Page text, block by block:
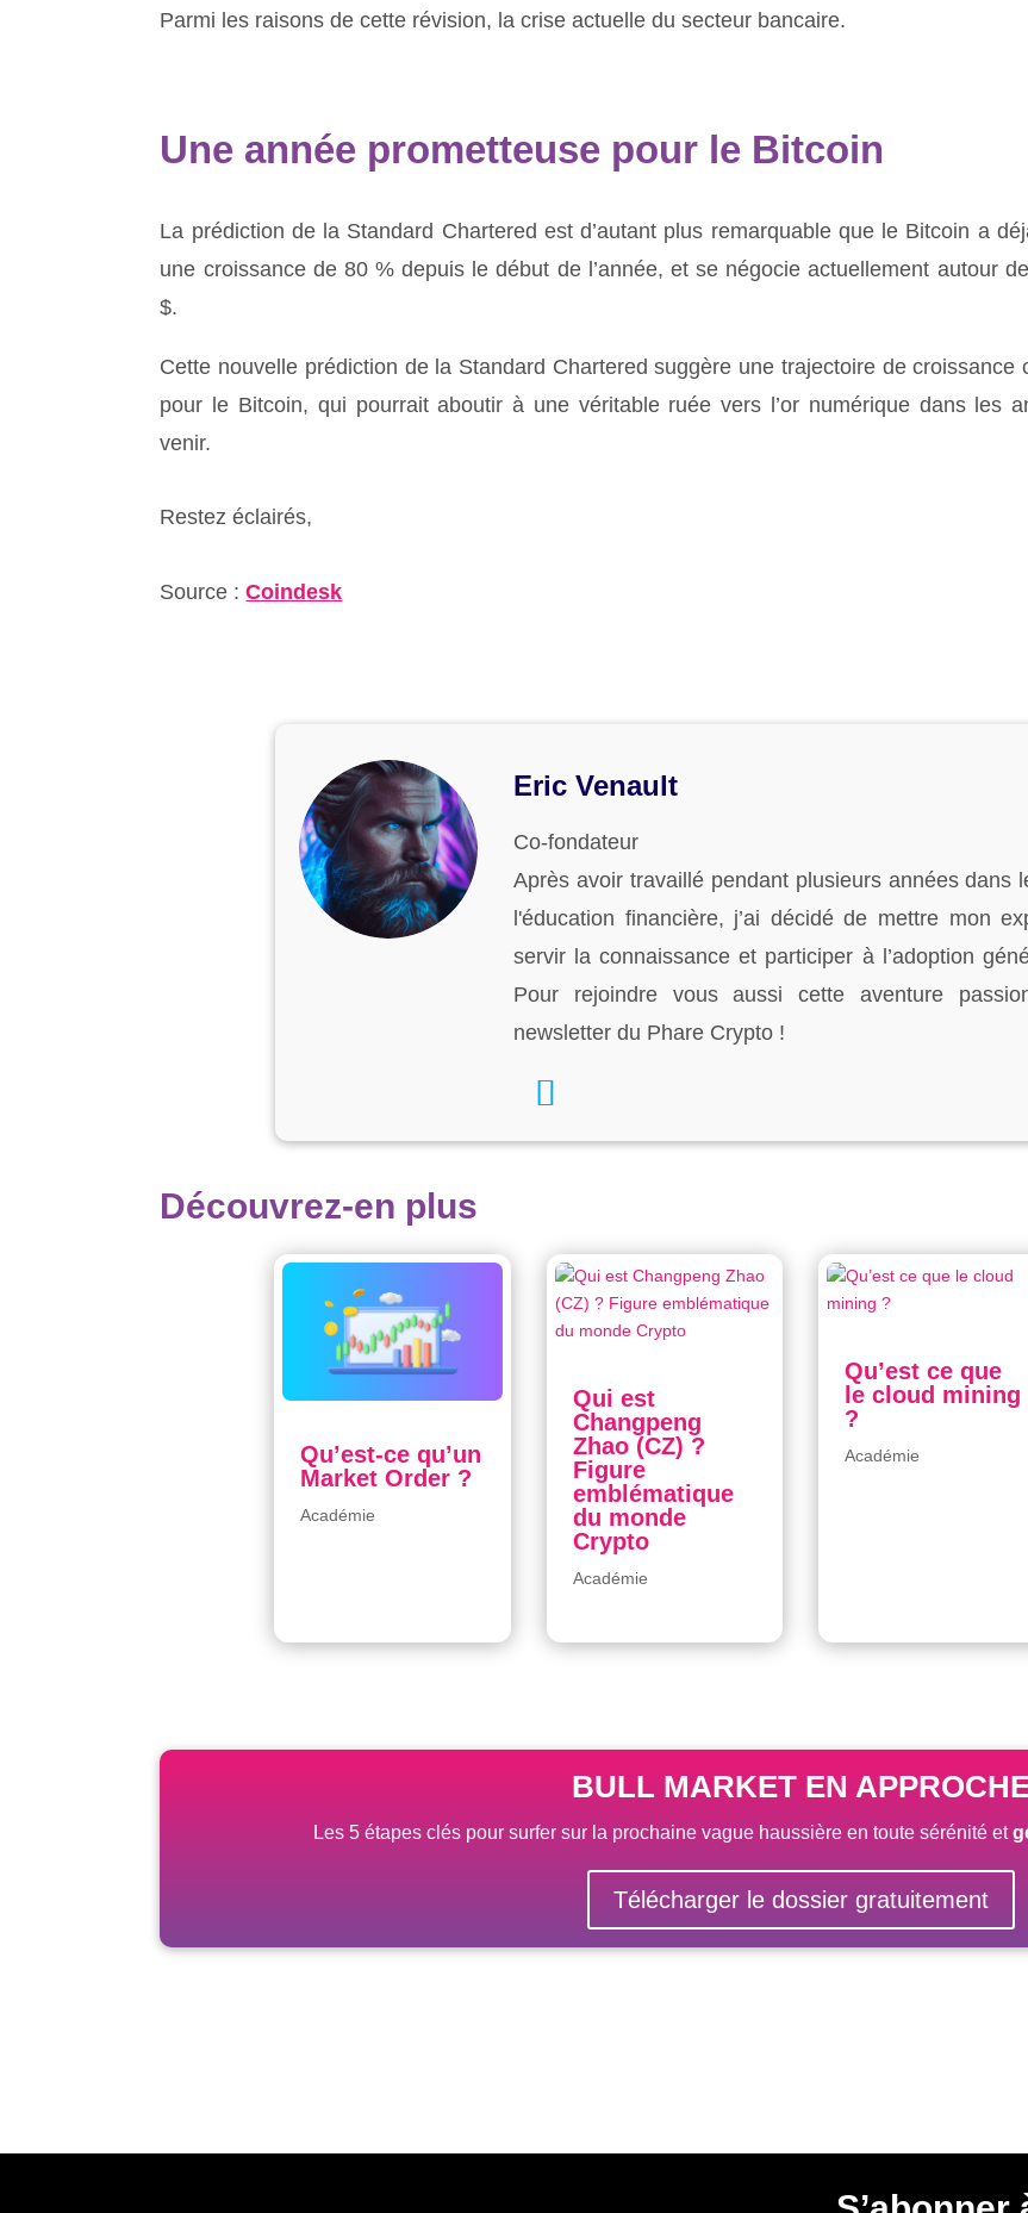
Parmi les raisons de cette révision, la crise actuelle du secteur bancaire.
Une année prometteuse pour le Bitcoin
La prédiction de la Standard Chartered est d’autant plus remarquable que le Bitcoin a
une croissance de 80 % depuis le début de l’année, et se négocie actuellement autour
$.
Cette nouvelle prédiction de la Standard Chartered suggère une trajectoire de croissance
pour le Bitcoin, qui pourrait aboutir à une véritable ruée vers l’or numérique dans les
venir.
Restez éclairés,
Source :Coindesk
Eric Venault
Co-fondateur
Après avoir travaillé pendant plusieurs années dans
l'éducation financière, j’ai décidé de mettre mon
servir la connaissance et participer à l’adoption
Pour rejoindre vous aussi cette aventure
newsletter du Phare Crypto !
Découvrez-en plus
Qu’est-ce qu’un
Market Order ?
Académie
Qui est
Changpeng
Zhao (CZ) ?
Figure
emblématique
du monde
Crypto
Académie
Qu’est ce que
le cloud mining
?
Académie
BULL MARKET EN
Les 5 étapes clés pour surfer sur la prochaine vague haussière en toute sérénitéet
Télécharger le dossier gratuitement